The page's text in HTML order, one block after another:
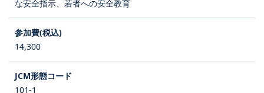
な安全指示、若者への安全教育
14,300
101-1